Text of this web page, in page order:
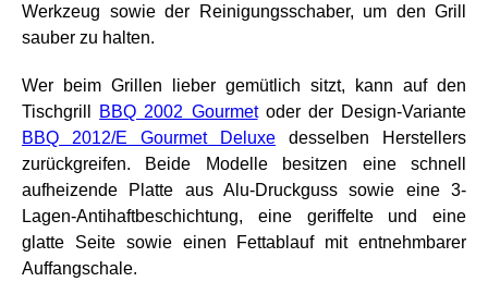
Werkzeug sowie der Reinigungsschaber, um den Grill
sauber zu halten.
Wer beim Grillen lieber gemütlich sitzt, kann auf den
Tischgrill
BBQ 2002 Gourmetoder der Design-Variante
BBQ 2012/E Gourmet Deluxe desselben Herstellers
zurückgreifen. Beide Modelle besitzen eine schnell
aufheizende Platte aus Alu-Druckguss sowie eine 3-
Lagen-Antihaftbeschichtung, eine geriffelte und eine
glatte Seite sowie einen Fettablauf mit entnehmbarer
Auffangschale.